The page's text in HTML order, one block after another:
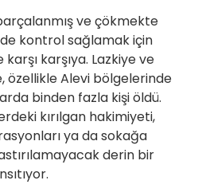
ve çökmekte
kontrol sağlamak için
karşıya. Lazkiye ve
özellikle Alevi bölgelerinde
binden fazla kişi öldü.
kırılgan hakimiyeti,
ya da sokağa
derin bir